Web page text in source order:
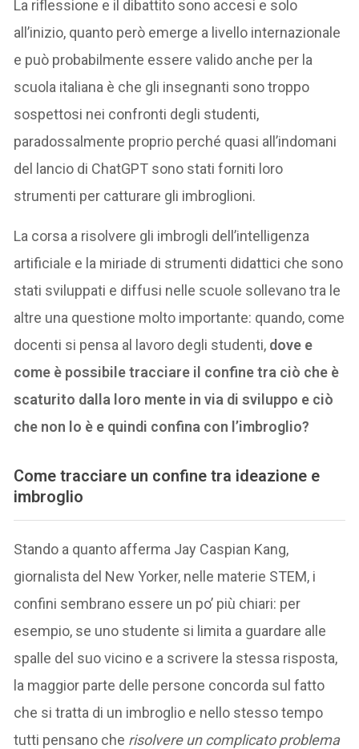
La riflessione e il dibattito sono accesi e solo
all’inizio, quanto però emerge a livello internazionale
e può probabilmente essere valido anche per la
scuola italiana è che gli insegnanti sono troppo
sospettosi nei confronti degli studenti,
paradossalmente proprio perché quasi all’indomani
del lancio di ChatGPT sono stati forniti loro
strumenti per catturare gli imbroglioni.
La corsa a risolvere gli imbrogli dell’intelligenza
artificiale e la miriade di strumenti didattici che sono
stati sviluppati e diffusi nelle scuole sollevano tra le
altre una questione molto importante: quando, come
docenti si pensa al lavoro degli studenti, dove e
come è possibile tracciare il confine tra ciò che è
scaturito dalla loro mente in via di sviluppo e ciò
che non lo è e quindi confina con l’imbroglio?
Come tracciare un confine tra ideazione e
imbroglio
Stando a quanto afferma Jay Caspian Kang,
giornalista del New Yorker, nelle materie STEM, i
confini sembrano essere un po’ più chiari: per
esempio, se uno studente si limita a guardare alle
spalle del suo vicino e a scrivere la stessa risposta,
la maggior parte delle persone concorda sul fatto
che si tratta di un imbroglio e nello stesso tempo
tutti pensano che risolvere un complicato problema